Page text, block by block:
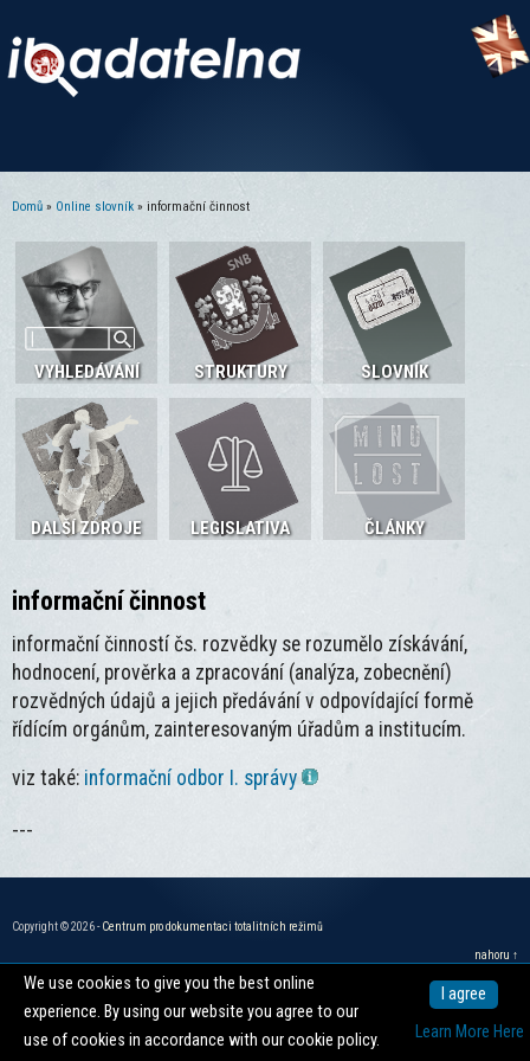
Domů » Online slovník » informační činnost
VYHLEDÁVÁNÍ STRUKTURY SLOVNÍK
DALŠÍ ZDROJE LEGISLATIVA ČLÁNKY
informační činnost
informační činností čs. rozvědky se rozumělo získávání,
hodnocení, prověrka a zpracování (analýza, zobecnění)
rozvědných údajů a jejich předávání v odpovídající formě
řídícím orgánům, zainteresovaným úřadům a institucím.
viz také: informační odbor I. správy
---
Copyright © 2026 -Centrum pro dokumentaci totalitních režimů
nahoru ↑
We use cookies to give you the best online
experience. By using our website you agree to our
use of cookies in accordance with our cookie policy.
I agree
Learn More Here